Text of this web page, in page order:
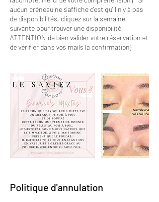
aucun créneau ne s'affiche c'est qu'il n'y à pas
de disponibilités, cliquez sur la semaine
suivante pour trouver une disponibilité,
ATTENTION de bien valider votre réservation et
de vérifier dans vos mails la confirmation)
Politique d'annulation